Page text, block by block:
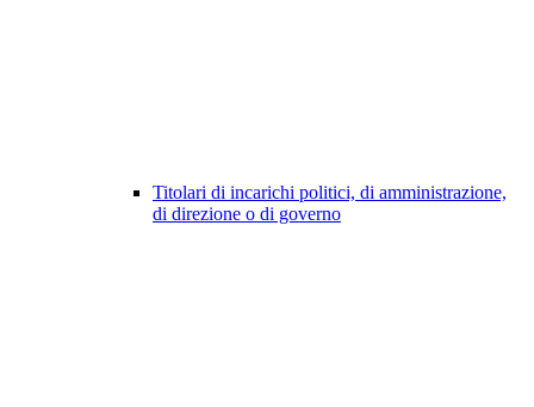
Titolari di incarichi politici, di amministrazione,
di direzione o di governo